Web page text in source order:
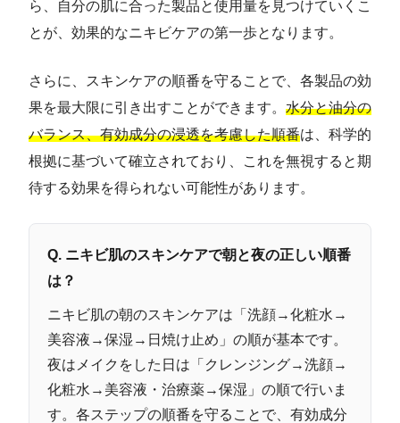
ら、自分の肌に合った製品と使用量を見つけていくこ
とが、効果的なニキビケアの第一歩となります。
さらに、スキンケアの順番を守ることで、各製品の効
果を最大限に引き出すことができます。 水分と油分の
バランス、有効成分の浸透を考慮した順番は、科学的
根拠に基づいて確立されており、これを無視すると期
待する効果を得られない可能性があります。
Q. ニキビ肌のスキンケアで朝と夜の正しい順番
は？
ニキビ肌の朝のスキンケアは「洗顔→化粧水→
美容液→保湿→日焼け止め」の順が基本です。
夜はメイクをした日は「クレンジング→洗顔→
化粧水→美容液・治療薬→保湿」の順で行いま
す。各ステップの順番を守ることで、有効成分